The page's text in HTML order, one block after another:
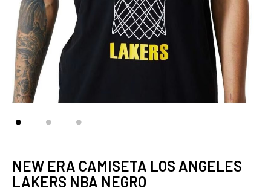
NEW ERA CAMISETA LOS ANGELES
LAKERS NBA NEGRO